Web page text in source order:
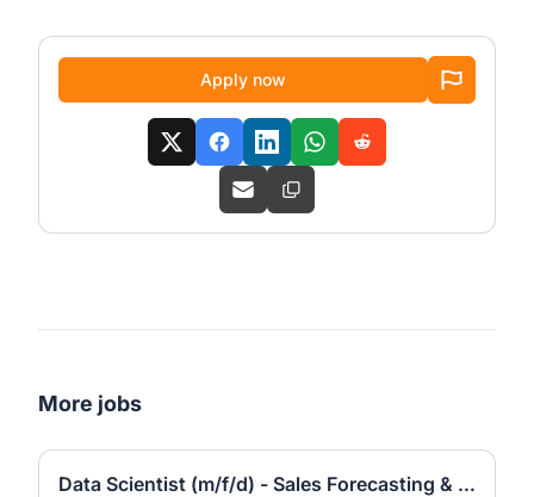
Apply now
More jobs
Data Scientist (m/f/d) - Sales Forecasting & Pricing